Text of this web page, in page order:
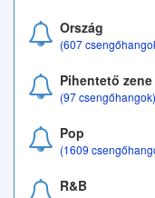
Ország
(607
Pihentető zene
(97 csengőhangok)
Pop
(1609
R&B